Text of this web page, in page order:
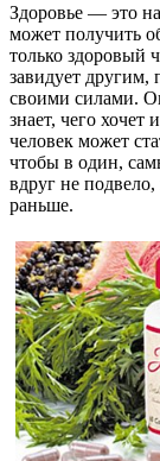
Здоровье — это
может получить
только здоровый
завидует другим,
своими силами.
знает, чего хочет
человек может
чтобы в один,
вдруг не
раньше.